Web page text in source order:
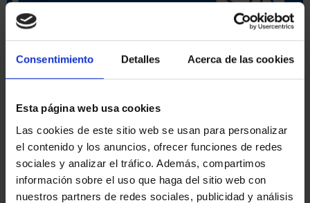
Consentimiento Detalles Acerca de las cookies
Esta página web usa cookies
Las cookies de este sitio web se usan para personalizar
el contenido y los anuncios, ofrecer funciones de redes
sociales y analizar el tráfico. Además, compartimos
información sobre el uso que haga del sitio web con
nuestros partners de redes sociales, publicidad y análisis
SORT BY: